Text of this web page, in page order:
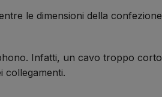
le dimensioni della confezione
Infatti, un cavo troppo corto
collegamenti.